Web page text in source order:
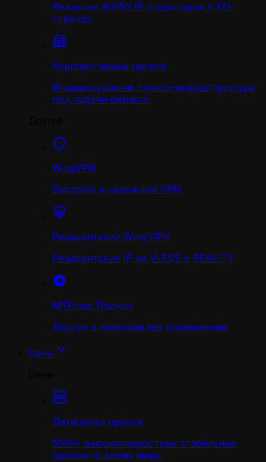
Реальные 4G/5G IP операторов в 17+
странах.
Корпоративные прокси
Индивидуальная прокси-инфраструктура
под задачи бизнеса.
WingVPN
Быстрый и надежный VPN
Резидентский Wing VPN
Резидентские IP на VLESS + REALITY
MTProto Прокси
Доступ в телеграм без ограничений
Цены
Датацентр прокси
500K+ высокоскоростных стабильных
прокси по всему миру.